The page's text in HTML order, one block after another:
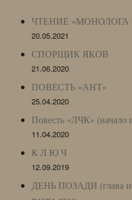
ЧТЕНИЕ «МОНОЛОГА
20.05.2021
СПОРЩИК ЯКОВ
21.06.2020
ПОВЕСТЬ «АНТ»
25.04.2020
Повесть «ЛЧК» (начало
11.04.2020
К Л Ю Ч
12.09.2019
ДЕНЬ ПОЗАДИ (глава